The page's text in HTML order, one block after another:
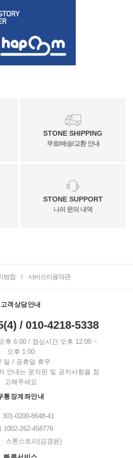
STONE SHIPPING
무료/배송/교환 안내
STONE SUPPORT
나의 문의 내역
방침 서비스이용약관
고객상담안내
/ 010-4218-5338
후 6:00 / 점심시간 오후 12:00 ~
오후 1:00
일 / 공휴일 휴무
안내는 문의란 및 공지사항을 참
고해주세요
통장계좌안내
301-0200-8648-41
1002-262-458776
스톤스토리(김경윤)